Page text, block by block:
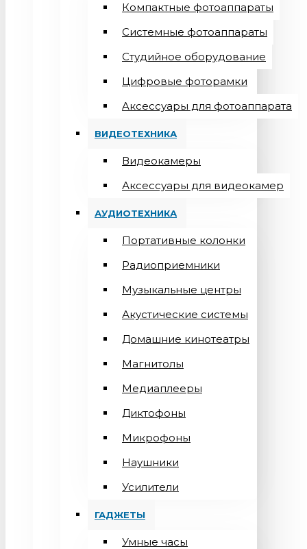
Компактные фотоаппараты
Системные фотоаппараты
Студийное оборудование
Цифровые фоторамки
Aксессуары для фотоаппарата
ВИДЕОТЕХНИКА
Видеокамеры
Аксессуары для видеокамер
АУДИОТЕХНИКА
Портативные колонки
Радиоприемники
Музыкальные центры
Акустические системы
Домашние кинотеатры
Магнитолы
Медиаплееры
Диктофоны
Микрофоны
Наушники
Усилители
ГАДЖЕТЫ
Умные часы